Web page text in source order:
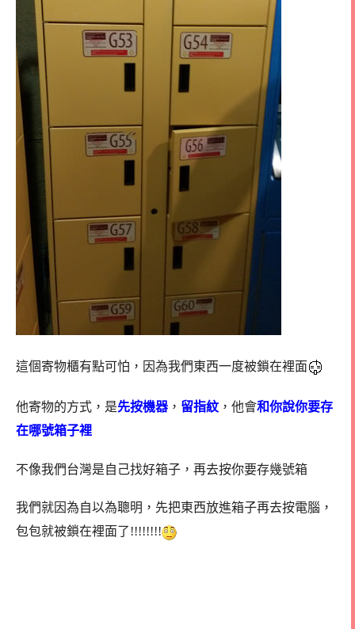
這個寄物櫃有點可怕，因為我們東西一度被鎖在裡面
他寄物的方式，是先按機器 ， 留指紋 ，他會和你說你要存
在哪號箱子裡
不像我們台灣是自己找好箱子，再去按你要存幾號箱
我們就因為自以為聰明，先把東西放進箱子再去按電腦，
包包就被鎖在裡面了!!!!!!!!